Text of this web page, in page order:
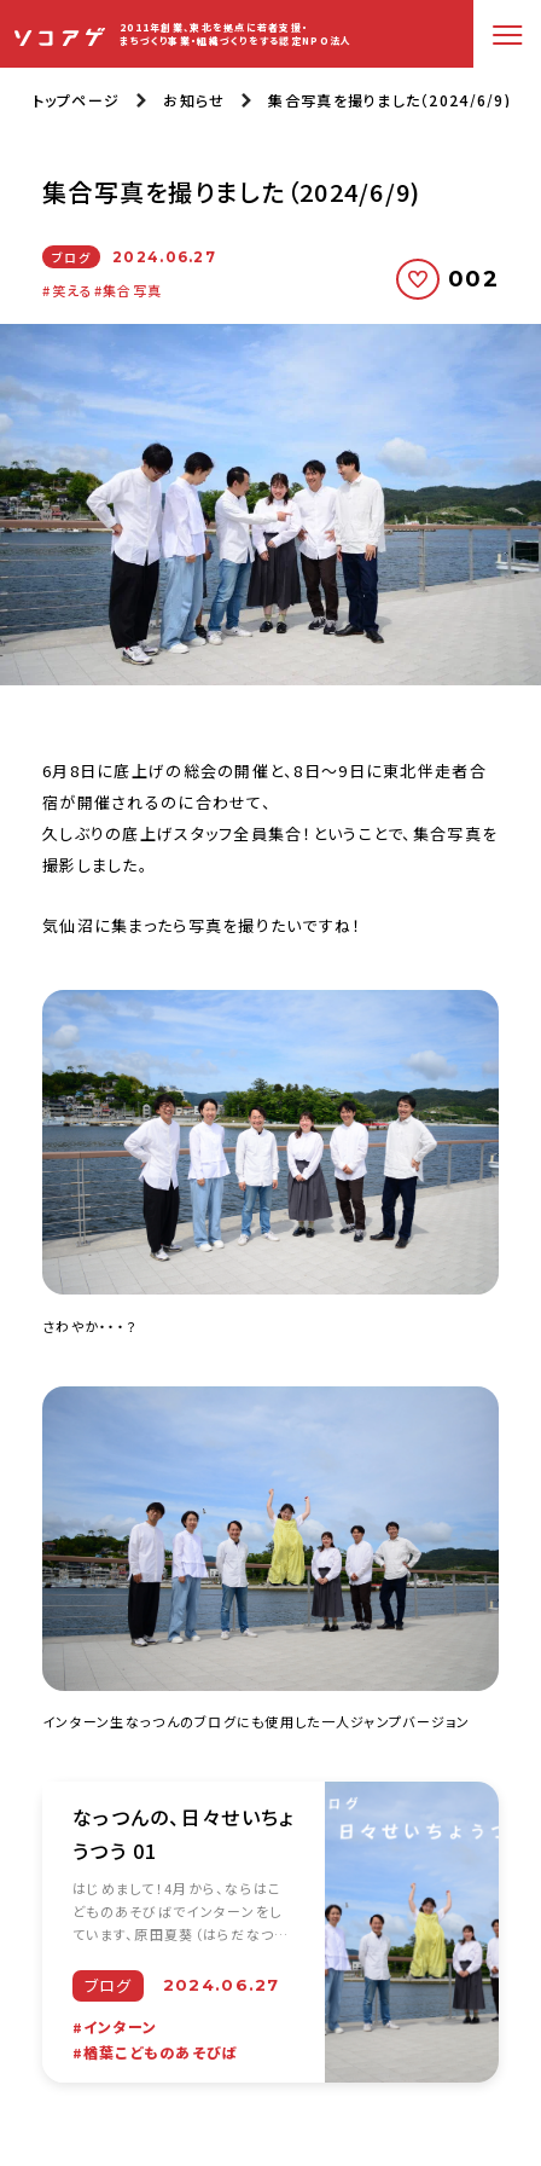
2011年創業、東北を拠点に若者支援・
まちづくり事業・組織づくりをする認定NPO法人
トップページ お知らせ 集合写真を撮りました（2024/6/9)
集合写真を撮りました（2024/6/9)
ブログ 2024.06.27
笑える 集合写真 002
6月8日に底上げの総会の開催と、8日〜9日に東北伴走者合
宿が開催されるのに合わせて、
久しぶりの底上げスタッフ全員集合！ということで、集合写真を
撮影しました。
気仙沼に集まったら写真を撮りたいですね！
さわやか・・・？
インターン生なっつんのブログにも使用した一人ジャンプバージョン
なっつんの、日々せいちょ
うつう 01
はじめまして！4月から、ならはこ
どものあそびばでインターンをし
ています、原田夏葵（はらだなつ
呼ばれています。東北芸術工科大
学コミュニティデザイン学科の４年
生です。矢部ゼミに所属しています
[… …
ブログ 2024.06.27
インターン
楢葉こどものあそびば